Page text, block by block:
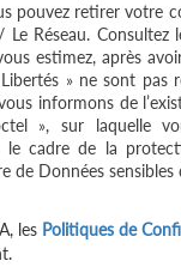
pouvez retirer votre
Réseau. Consultez
estimez, après
» ne sont pas
informons de
», sur laquelle
le cadre de la
de Données sensibles
les Politiques de